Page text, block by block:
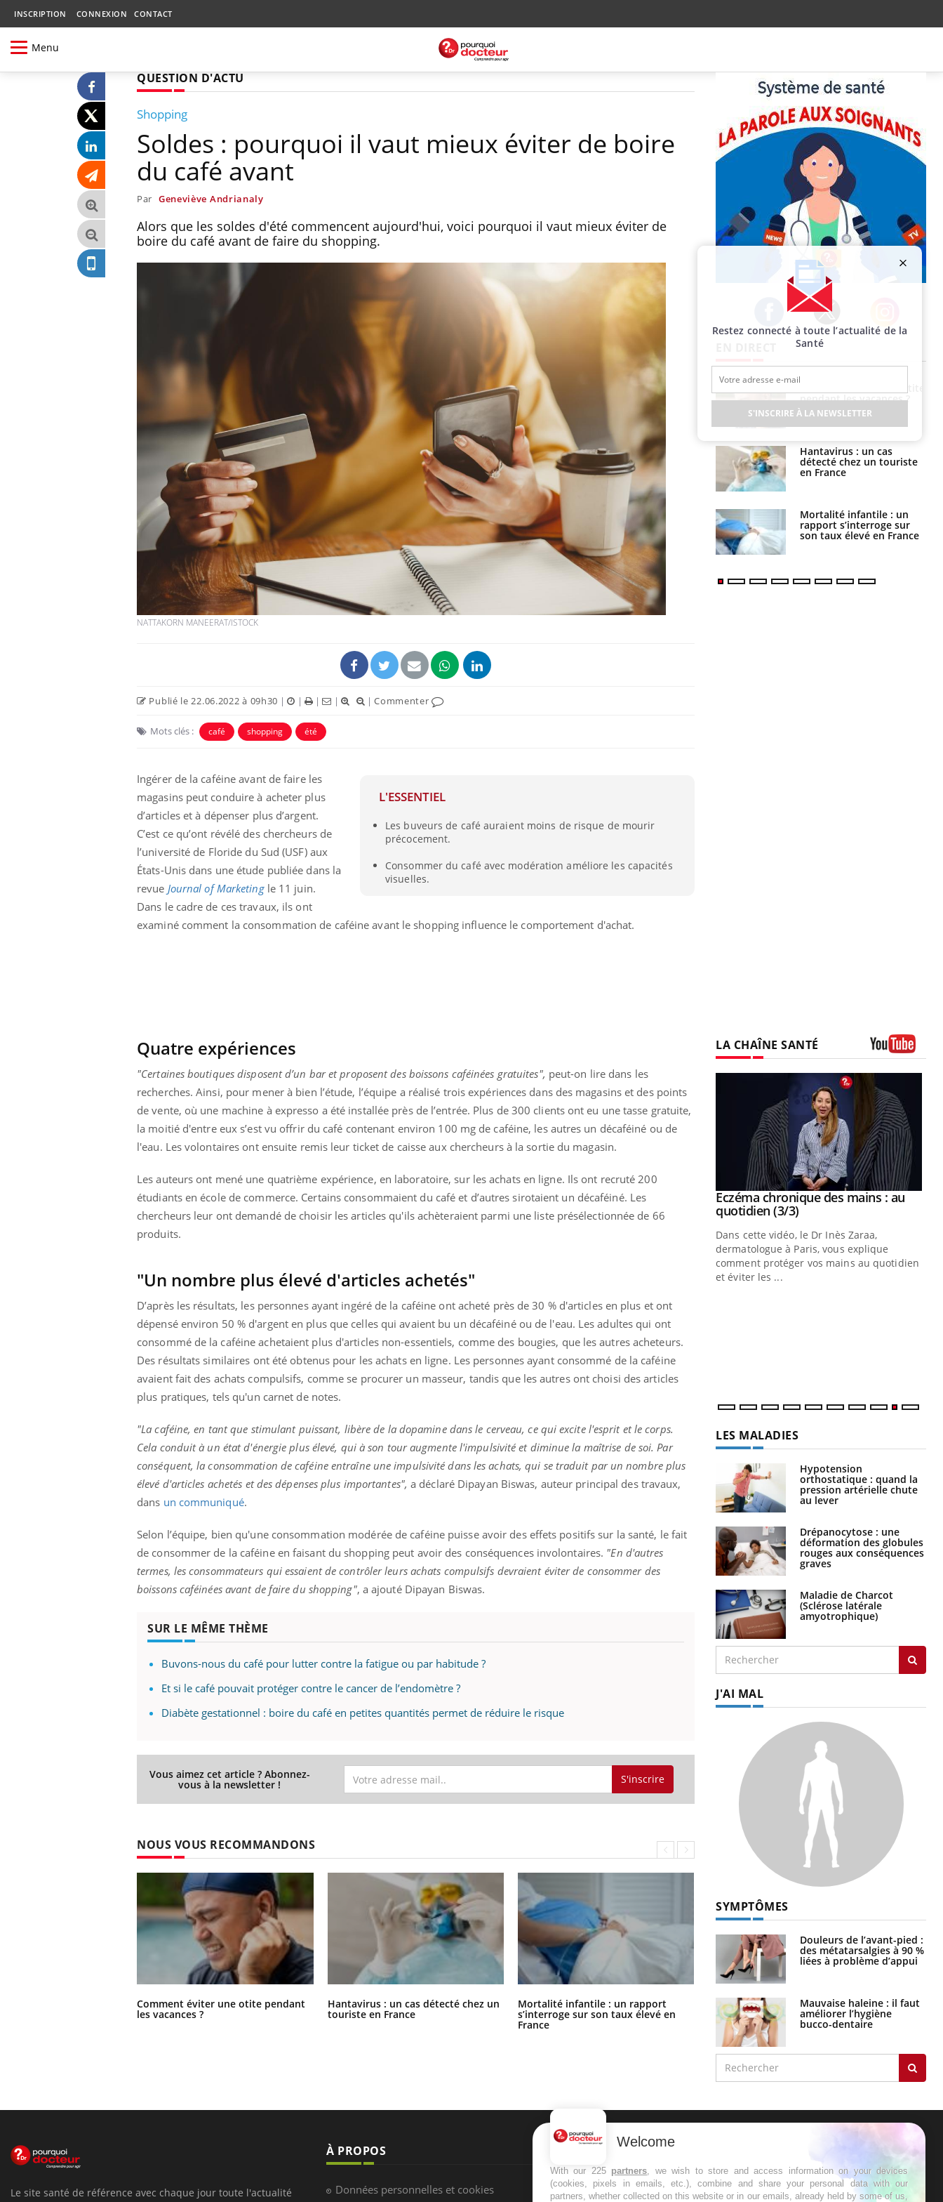
INSCRIPTION CONNEXION CONTACT
Menu
QUESTION D'ACTU
Shopping
Soldes : pourquoi il vaut mieux éviter de boire
du café avant
Par Geneviève Andrianaly
Alors que les soldes d'été commencent aujourd'hui, voici pourquoi il vaut mieux éviter de
boire du café avant de faire du shopping.
NATTAKORN MANEERAT/ISTOCK
Publié le 22.06.2022 à 09h30 | | | | |Commenter
Mots clés : café shopping été
L'ESSENTIEL
Les buveurs de café auraient moins de risque de mourir
précocement.
Consommer du café avec modération améliore les capacités
visuelles.
Ingérer de la caféine avant de faire les
magasins peut conduire à acheter plus
d’articles et à dépenser plus d’argent.
C’est ce qu’ont révélé des chercheurs de
l’université de Floride du Sud (USF) aux
États-Unis dans une étude publiée dans la
revue Journal of Marketingle 11 juin.
Dans le cadre de ces travaux, ils ont
examiné comment la consommation de caféine avant le shopping influence le comportement d'achat.
Quatre expériences
"Certaines boutiques disposent d’un bar et proposent des boissons caféinées gratuites", peut-on lire dans les
recherches. Ainsi, pour mener à bien l’étude, l’équipe a réalisé trois expériences dans des magasins et des points
de vente, où une machine à expresso a été installée près de l’entrée. Plus de 300 clients ont eu une tasse gratuite,
la moitié d'entre eux s’est vu offrir du café contenant environ 100 mg de caféine, les autres un décaféiné ou de
l'eau. Les volontaires ont ensuite remis leur ticket de caisse aux chercheurs à la sortie du magasin.
Les auteurs ont mené une quatrième expérience, en laboratoire, sur les achats en ligne. Ils ont recruté 200
étudiants en école de commerce. Certains consommaient du café et d’autres sirotaient un décaféiné. Les
chercheurs leur ont demandé de choisir les articles qu'ils achèteraient parmi une liste présélectionnée de 66
produits.
"Un nombre plus élevé d'articles achetés"
D’après les résultats, les personnes ayant ingéré de la caféine ont acheté près de 30 % d'articles en plus et ont
dépensé environ 50 % d'argent en plus que celles qui avaient bu un décaféiné ou de l'eau. Les adultes qui ont
consommé de la caféine achetaient plus d'articles non-essentiels, comme des bougies, que les autres acheteurs.
Des résultats similaires ont été obtenus pour les achats en ligne. Les personnes ayant consommé de la caféine
avaient fait des achats compulsifs, comme se procurer un masseur, tandis que les autres ont choisi des articles
plus pratiques, tels qu'un carnet de notes.
"La caféine, en tant que stimulant puissant, libère de la dopamine dans le cerveau, ce qui excite l'esprit et le corps.
Cela conduit à un état d'énergie plus élevé, qui à son tour augmente l'impulsivité et diminue la maîtrise de soi. Par
conséquent, la consommation de caféine entraîne une impulsivité dans les achats, qui se traduit par un nombre plus
élevé d'articles achetés et des dépenses plus importantes", a déclaré Dipayan Biswas, auteur principal des travaux,
dans un communiqué.
Selon l’équipe, bien qu'une consommation modérée de caféine puisse avoir des effets positifs sur la santé, le fait
de consommer de la caféine en faisant du shopping peut avoir des conséquences involontaires. "En d'autres
termes, les consommateurs qui essaient de contrôler leurs achats compulsifs devraient éviter de consommer des
boissons caféinées avant de faire du shopping", a ajouté Dipayan Biswas.
SUR LE MÊME THÈME
Buvons-nous du café pour lutter contre la fatigue ou par habitude ?
Et si le café pouvait protéger contre le cancer de l’endomètre ?
Diabète gestationnel : boire du café en petites quantités permet de réduire le risque
Vous aimez cet article ? Abonnez-
vous à la newsletter ! S'inscrire
NOUS VOUS RECOMMANDONS
Comment éviter une otite pendant
les vacances ?
Hantavirus : un cas détecté chez un
touriste en France
Mortalité infantile : un rapport
s’interroge sur son taux élevé en
France
Grossesse à risque : ce jus naturel
attire l'attention des chercheurs
Facebook Twitter Instagram
Comment éviter une otite
pendant les vacances ?
Hantavirus : un cas
détecté chez un touriste
en France
Mortalité infantile : un
rapport s’interroge sur
son taux élevé en France
naturel attire l'attention
des chercheurs
Comment oublier les
écrans en vacances ?
Toujours connectés :
comment le travail
empiète de plus en plus
LA CHAÎNE SANTÉ
COUP DE FOOD sur le diabèteYoutube
Coup de food sur le diabète, c'est votre
nouveau rendez-vous culinaire qui
Youtube
Quand l’entreprise mise sur le bien
être globalYoutube
directeur ...
Youtube
Eczéma chronique des mains : au
quotidien (3/3)Youtube
Youtube
Eczéma chronique des mains : les
symptômes (2/3)
Une plaque rouge qui gratte, une peau
sèche qui tiraille, une démangeaison
persistante… Et si ce n'était pas juste une
irritation ...
pression artérielle chute
Drépanocytose : une
déformation des globules
rouges aux conséquences
graves
(Sclérose latérale
amyotrophique)
J'AI MAL
SYMPTÔMES
Douleurs de l’avant-pied :
des métatarsalgies à 90 %
liées à problème d’appui
Mauvaise haleine : il faut
améliorer l’hygiène
bucco-dentaire
Restez connecté à toute l’actualité de la
Santé
S'INSCRIRE À LA NEWSLETTER
Le site santé de référence avec chaque jour toute l'actualité
médicale decryptée par des médecins en exercice et les
Données personnelles et cookies
Qui sommes-nous
NEWSLETTER
infos santé
Welcome
With our 225 partners, we wish to store and access information on your devices
(cookies, pixels in emails, etc.), combine and share your personal data with our
partners, whether collected on this website or in our emails, already held by some of us,